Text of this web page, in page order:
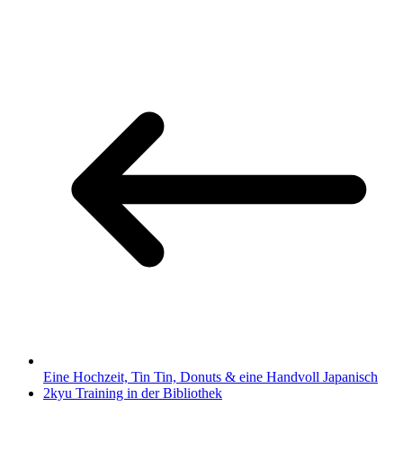
Eine Hochzeit, Tin Tin, Donuts & eine Handvoll Japanisch
2kyu Training in der Bibliothek